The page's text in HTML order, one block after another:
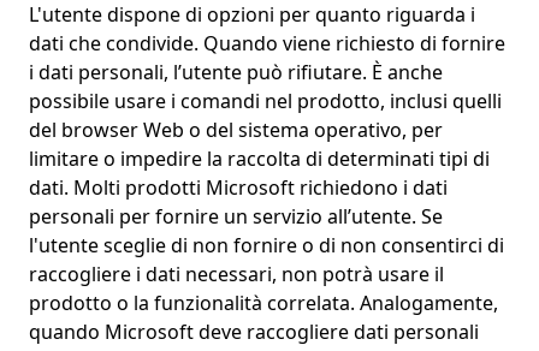
L'utente dispone di opzioni per quanto riguarda i
dati che condivide. Quando viene richiesto di fornire
i dati personali, l’utente può rifiutare. È anche
possibile usare i comandi nel prodotto, inclusi quelli
del browser Web o del sistema operativo, per
limitare o impedire la raccolta di determinati tipi di
dati. Molti prodotti Microsoft richiedono i dati
personali per fornire un servizio all’utente. Se
l'utente sceglie di non fornire o di non consentirci di
raccogliere i dati necessari, non potrà usare il
prodotto o la funzionalità correlata. Analogamente,
quando Microsoft deve raccogliere dati personali